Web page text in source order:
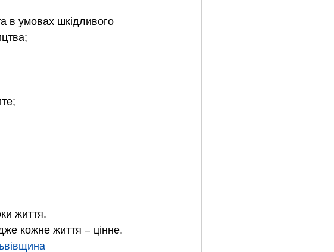
в умовах шкідливого
життя.
кожне життя – цінне.